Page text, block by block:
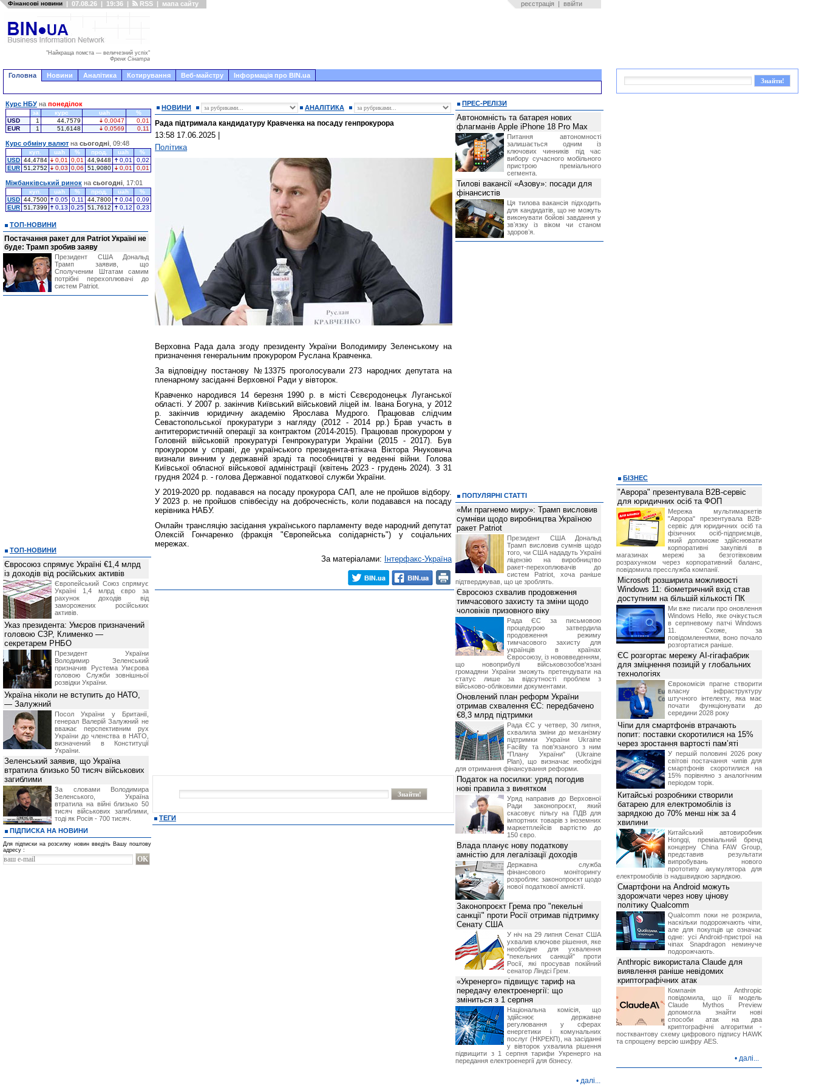
Фінансові новини | 07.08.26 | 19:36 | RSS | мапа сайту реєстрація | ввійти
"Найкраща помста — величезний успіх"
Френк Сінатра
Головна Новини Аналітика Котирування Веб-майстру Інформація про BIN.ua
НОВИНИ АНАЛІТИКА
Рада підтримала кандидатуру Кравченка на посаду генпрокурора
13:58 17.06.2025
Політика
Верховна Рада дала згоду президенту України Володимиру Зеленському на
призначення генеральним прокурором Руслана Кравченка.
За відповідну постанову №13375 проголосували 273 народних депутата на
пленарному засіданні Верховної Ради у вівторок.
Кравченко народився 14 березня 1990 р. в місті Сєвєродонецьк Луганської
області. У 2007 р. закінчив Київський військовий ліцей ім. Івана Богуна, у 2012
р. закінчив юридичну академію Ярослава Мудрого. Працював слідчим
Севастопольської прокуратури з нагляду (2012 - 2014 рр.) Брав участь в
антитерористичній операції за контрактом (2014-2015). Працював прокурором у
Головній військовій прокуратурі Генпрокуратури України (2015 - 2017). Був
прокурором у справі, де українського президента-втікача Віктора Януковича
визнали винним у державній зраді та пособництві у веденні війни. Голова
Київської обласної військової адміністрації (квітень 2023 - грудень 2024). З 31
грудня 2024 р. - голова Державної податкової служби України.
У 2019-2020 рр. подавався на посаду прокурора САП, але не пройшов відбору.
У 2023 р. не пройшов співбесіду на доброчесність, коли подавався на посаду
керівника НАБУ.
Онлайн трансляцію засідання українського парламенту веде народний депутат
Олексій Гончаренко (фракція "Європейська солідарність") у соціальних
мережах.
За матеріалами: Інтерфакс-Україна
ТЕГИ
Курс НБУ на понеділок
за курс uah
%
USD
1 44,7579 0,0047
0,01
EUR
1 51,6148 0,0569 0,11
Курс обміну валют на сьогодні , 09:48
куп. uah % прод. uah
%
USD 44,4784 0,01 0,01 44,9448 0,01
0,02
EUR 51,2752 0,03 0,06 51,9080 0,01 0,01
Міжбанківський ринок на сьогодні , 17:01
куп. uah % прод. uah
%
USD 44,7500 0,05 0,11 44,7800 0,04
0,09
EUR 51,7399 0,13 0,25 51,7612 0,12 0,23
ТОП-НОВИНИ
Постачання ракет для Patriot Україні не
буде: Трамп зробив заяву
Президент США Дональд
Трамп заявив, що
Сполученим Штатам самим
потрібні перехоплювачі до
систем Patriot.
ТОП-НОВИНИ
Євросоюз спрямує Україні €1,4 млрд
із доходів від російських активів
Європейський Союз спрямує
Україні 1,4 млрд євро за
рахунок доходів від
заморожених російських
активів.
Указ президента: Умєров призначений
головою СЗР, Клименко —
секретарем РНБО
Президент України
Володимир Зеленський
призначив Pустема Умєрова
головою Служби зовнішньої
розвідки України.
Україна ніколи не вступить до НАТО,
— Залужний
Посол України у Британії,
генерал Валерій Залужний не
вважає перспективним рух
України до членства в НАТО,
визначений в Конституції
України.
Зеленський заявив, що Україна
втратила близько 50 тисяч військових
загиблими
За словами Володимира
Зеленського, Україна
втратила на війні близько 50
тисяч військових загиблими,
тоді як Росія - 700 тисяч.
ПІДПИСКА НА НОВИНИ
Для підписки на розсилку новин введіть Вашу поштову
адресу :
ПРЕС-РЕЛІЗИ
Автономність та батарея нових
флагманів Apple iPhone 18 Pro Max
Питання автономності
залишається одним із
ключових чинників під час
вибору сучасного мобільного
пристрою преміального
сегмента.
Тилові вакансії «Азову»: посади для
фінансистів
Ця тилова вакансія підходить
для кандидатів, що не можуть
виконувати бойові завдання у
звʼязку із віком чи станом
здоровʼя.
ПОПУЛЯРНІ СТАТТІ
«Ми прагнемо миру»: Трамп висловив
сумніви щодо виробництва Україною
ракет Patriot
Президент США Дональд
Трамп висловив сумнів щодо
того, чи США нададуть Україні
ліцензію на виробництво
ракет-перехоплювачів до
систем Patriot, хоча раніше
підтверджував, що це зроблять.
Євросоюз схвалив продовження
тимчасового захисту та зміни щодо
чоловіків призовного віку
Рада ЄС за письмовою
процедурою затвердила
продовження режиму
тимчасового захисту для
українців в країнах
Євросоюзу, із нововведенням,
що новоприбулі військовозобов'язані
громадяни України зможуть претендувати на
статус лише за відсутності проблем з
військово-обліковими документами.
Оновлений план реформ України
отримав схвалення ЄС: передбачено
€8,3 млрд підтримки
Рада ЄС у четвер, 30 липня,
схвалила зміни до механізму
підтримки України Ukraine
Facility та пов'язаного з ним
"Плану України" (Ukraine
Plan), що визначає необхідні
для отримання фінансування реформи.
Податок на посилки: уряд погодив
нові правила з винятком
Уряд направив до Верховної
Ради законопроєкт, який
скасовує пільгу на ПДВ для
імпортних товарів з іноземних
маркетплейсів вартістю до
150 євро.
Влада планує нову податкову
амністію для легалізації доходів
Державна служба
фінансового моніторингу
розробляє законопроєкт щодо
нової податкової амністії.
Законопроєкт Грема про "пекельні
санкції" проти Росії отримав підтримку
Сенату США
У ніч на 29 липня Сенат США
ухвалив ключове рішення, яке
необхідне для ухвалення
"пекельних санкцій" проти
Росії, які просував покійний
сенатор Ліндсі Грем.
«Укренерго» підвищує тариф на
передачу електроенергії: що
зміниться з 1 серпня
Національна комісія, що
здійснює державне
регулювання у сферах
енергетики і комунальних
послуг (НКРЕКП), на засіданні
у вівторок ухвалила рішення
підвищити з 1 серпня тарифи Укренерго на
передання електроенергії для бізнесу.
• далі...
БІЗНЕС
"Аврора" презентувала B2B-сервіс
для юридичних осіб та ФОП
Мережа мультимаркетів
"Аврора" презентувала B2B-
сервіс для юридичних осіб та
фізичних осіб-підприємців,
який допоможе здійснювати
корпоративні закупівлі в
магазинах мережі за безготівковим
розрахунком через корпоративний баланс,
повідомила пресслужба компанії.
Microsoft розширила можливості
Windows 11: біометричний вхід став
доступним на більшій кількості ПК
Ми вже писали про оновлення
Windows Hello, яке очікується
в серпневому патчі Windows
11. Схоже, за
повідомленнями, воно почало
розгортатися раніше.
ЄС розгортає мережу AI-гігафабрик
для зміцнення позицій у глобальних
технологіях
Єврокомісія прагне створити
власну інфраструктуру
штучного інтелекту, яка має
почати функціонувати до
середини 2028 року
Чіпи для смартфонів втрачають
попит: поставки скоротилися на 15%
через зростання вартості пам’яті
У першій половині 2026 року
світові постачання чипів для
смартфонів скоротилися на
15% порівняно з аналогічним
періодом торік.
Китайські розробники створили
батарею для електромобілів із
зарядкою до 70% менш ніж за 4
хвилини
Китайський автовиробник
Hongqi, преміальний бренд
концерну China FAW Group,
представив результати
випробувань нового
прототипу акумулятора для
електромобілів із надшвидкою зарядкою.
Смартфони на Android можуть
здорожчати через нову цінову
політику Qualcomm
Qualcomm поки не розкрила,
наскільки подорожчають чіпи,
але для покупців це означає
одне: усі Android-пристрої на
чіпах Snapdragon неминуче
подорожчають.
Anthropic використала Claude для
виявлення раніше невідомих
криптографічних атак
Компанія Anthropic
повідомила, що її модель
Claude Mythos Preview
допомогла знайти нові
способи атак на два
криптографічні алгоритми -
постквантову схему цифрового підпису HAWK
та спрощену версію шифру AES.
• далі...